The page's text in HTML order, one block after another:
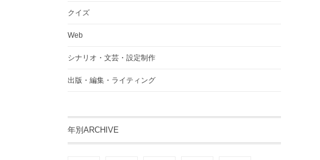
クイズ
Web
シナリオ・文芸・設定制作
出版・編集・ライティング
年別ARCHIVE